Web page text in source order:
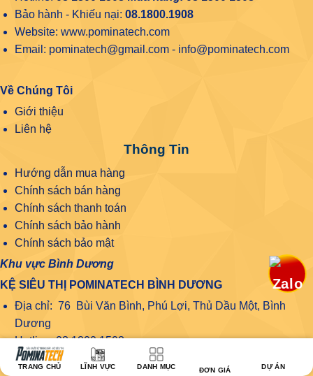
Bảo hành - Khiếu nại: 08.1800.1908
Website: www.pominatech.com
Email: pominatech@gmail.com - info@pominatech.com
Về Chúng Tôi
Giới thiệu
Liên hệ
Thông Tin
Hướng dẫn mua hàng
Chính sách bán hàng
Chính sách thanh toán
Chính sách bảo hành
Chính sách bảo mật
Khu vực Bình Dương
KỆ SIÊU THỊ POMINATECH BÌNH DƯƠNG
Địa chỉ: 76 Bùi Văn Bình, Phú Lợi, Thủ Dầu Một, Bình
Dương
Hotline: 08 1800 1508
Khu vực Đồng Nai
TRANG CHỦ LĨNH VỰC DANH MỤC ĐƠN GIÁ DỰ ÁN